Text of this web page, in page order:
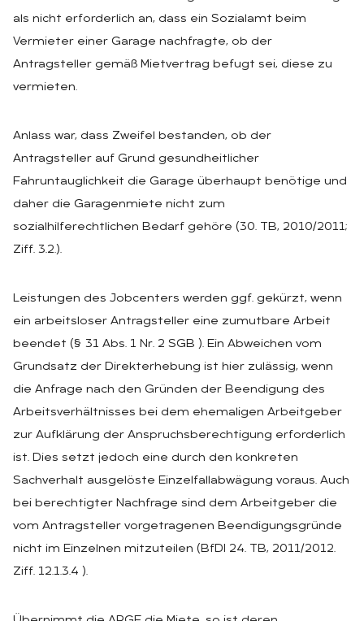
als nicht erforderlich an, dass ein Sozialamt beim
Vermieter einer Garage nachfragte, ob der
Antragsteller gemäß Mietvertrag befugt sei, diese zu
vermieten.
Anlass war, dass Zweifel bestanden, ob der
Antragsteller auf Grund gesundheitlicher
Fahruntauglichkeit die Garage überhaupt benötige und
daher die Garagenmiete nicht zum
sozialhilferechtlichen Bedarf gehöre (30. TB, 2010/2011;
Ziff. 3.2.).
Leistungen des Jobcenters werden ggf. gekürzt, wenn
ein arbeitsloser Antragsteller eine zumutbare Arbeit
beendet (§ 31 Abs. 1 Nr. 2 SGB ). Ein Abweichen vom
Grundsatz der Direkterhebung ist hier zulässig, wenn
die Anfrage nach den Gründen der Beendigung des
Arbeitsverhältnisses bei dem ehemaligen Arbeitgeber
zur Aufklärung der Anspruchsberechtigung erforderlich
ist. Dies setzt jedoch eine durch den konkreten
Sachverhalt ausgelöste Einzelfallabwägung voraus. Auch
bei berechtigter Nachfrage sind dem Arbeitgeber die
vom Antragsteller vorgetragenen Beendigungsgründe
nicht im Einzelnen mitzuteilen (BfDI 24. TB, 2011/2012.
Ziff. 12.1.3.4 ).